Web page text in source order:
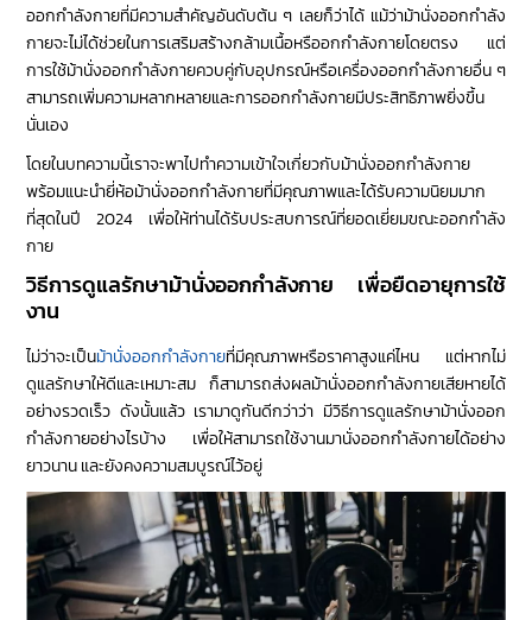
ออกกำลังกายที่มีความสำคัญอันดับต้น ๆ เลยก็ว่าได้ แม้ว่าม้านั่งออกกำลัง
กายจะไม่ได้ช่วยในการเสริมสร้างกล้ามเนื้อหรืออกกำลังกายโดยตรง แต่
การใช้ม้านั่งออกกำลังกายควบคู่กับอุปกรณ์หรือเครื่องออกกำลังกายอื่น ๆ
สามารถเพิ่มความหลากหลายและการออกกำลังกายมีประสิทธิภาพยิ่งขึ้น
นั่นเอง
โดยในบทความนี้เราจะพาไปทำความเข้าใจเกี่ยวกับม้านั่งออกกำลังกาย
พร้อมแนะนำยี่ห้อม้านั่งออกกำลังกายที่มีคุณภาพและได้รับความนิยมมาก
ที่สุดในปี 2024 เพื่อให้ท่านได้รับประสบการณ์ที่ยอดเยี่ยมขณะออกกำลัง
กาย
วิธีการดูแลรักษาม้านั่งออกกำลังกาย เพื่อยืดอายุการใช้
งาน
ไม่ว่าจะเป็นม้านั่งออกกำลังกายที่มีคุณภาพหรือราคาสูงแค่ไหน แต่หากไม่
ดูแลรักษาให้ดีและเหมาะสม ก็สามารถส่งผลม้านั่งออกกำลังกายเสียหายได้
อย่างรวดเร็ว ดังนั้นแล้ว เรามาดูกันดีกว่าว่า มีวิธีการดูแลรักษาม้านั่งออก
กำลังกายอย่างไรบ้าง เพื่อให้สามารถใช้งานมานั่งออกกำลังกายได้อย่าง
ยาวนาน และยังคงความสมบูรณ์ไว้อยู่